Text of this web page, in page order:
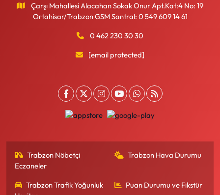
Çarşı Mahallesi Alacahan Sokak Onur Apt.Kat:4 No: 19
Ortahisar/Trabzon GSM Santral: 0 549 609 14 61
0 462 230 30 30
[email protected]
Trabzon Nöbetçi
Eczaneler
Trabzon Hava Durumu
Trabzon Trafik Yoğunluk
Puan Durumu ve Fikstür